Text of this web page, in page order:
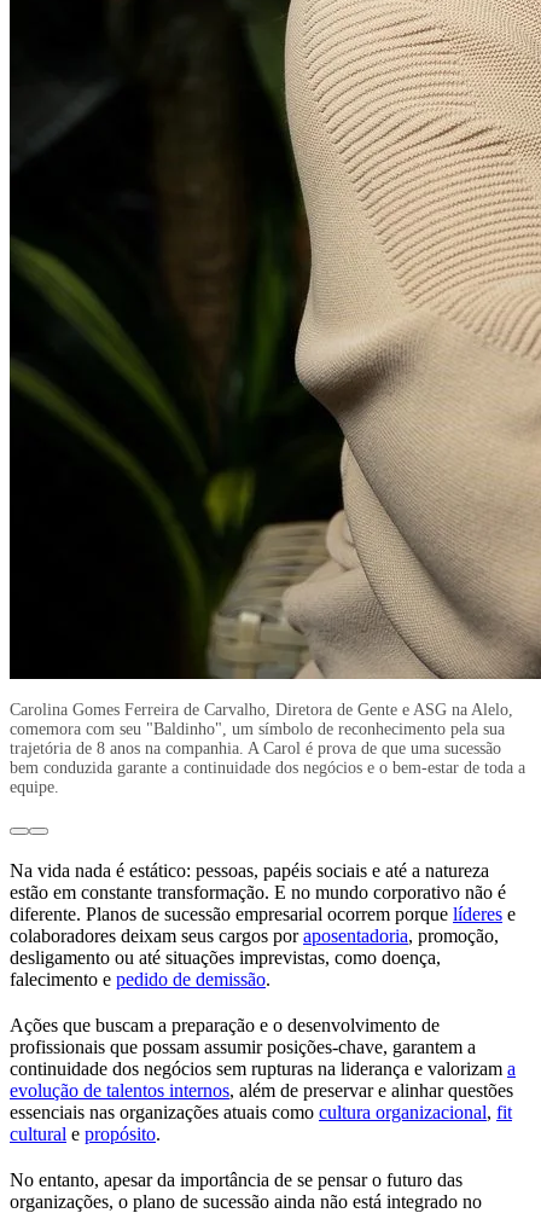
Carolina Gomes Ferreira de Carvalho, Diretora de Gente e ASG na Alelo,
comemora com seu "Baldinho", um símbolo de reconhecimento pela sua
trajetória de 8 anos na companhia. A Carol é prova de que uma sucessão
bem conduzida garante a continuidade dos negócios e o bem-estar de toda a
equipe.
Na vida nada é estático: pessoas, papéis sociais e até a natureza
estão em constante transformação. E no mundo corporativo não é
diferente. Planos de sucessão empresarial ocorrem porque líderes e
colaboradores deixam seus cargos poraposentadoria, promoção,
desligamento ou até situações imprevistas, como doença,
falecimento e pedido de demissão.
Ações que buscam a preparação e o desenvolvimento de
profissionais que possam assumir posições-chave, garantem a
continuidade dos negócios sem rupturas na liderança e valorizam a
evolução de talentos internos, além de preservar e alinhar questões
essenciais nas organizações atuais como cultura organizacional, fit
cultural e propósito.
No entanto, apesar da importância de se pensar o futuro das
organizações, o plano de sucessão ainda não está integrado no